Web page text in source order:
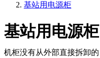
基站用电源柜
基站用电源柜
机柜没有从外部直接拆卸